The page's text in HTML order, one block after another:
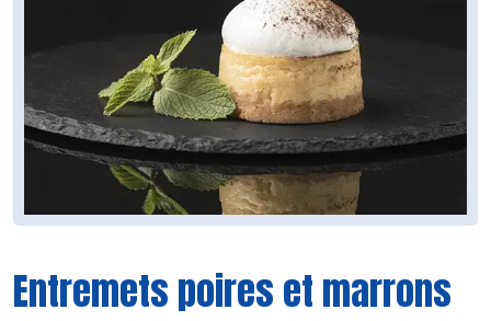
Entremets poires et marrons